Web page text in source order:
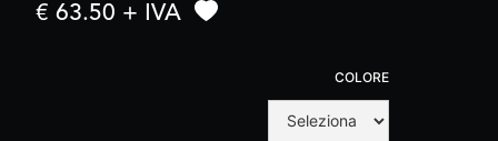
€ 63.50 + IVA
COLORE